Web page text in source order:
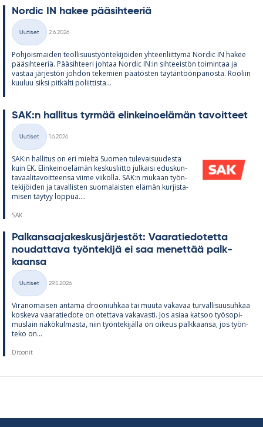
Nor­dic IN ha­kee pää­sih­tee­riä
Kategoriat
Uutiset
2.6.2026
Poh­jois­mai­den teol­li­suus­työn­te­ki­jöi­den yh­teen­liit­tymä Nor­dic IN ha­kee
pää­sih­tee­riä. Pää­sih­teeri joh­taa Nor­dic IN:in sih­tee­is­tön toi­min­taa ja
vas­taa jär­jes­tön joh­don te­ke­mien pää­tös­ten täy­tän­töön­pa­nosta. Roo­liin
kuu­luu siksi pit­kälti po­liit­tista...
SAK:n hal­li­tus tyr­mää elin­kei­noe­lä­män ta­voit­teet
Kategoriat
Uutiset
1.6.2026
SAK:n hal­li­tus on eri mieltä Suo­men tu­le­vai­suu­desta
kuin EK. Elin­kei­noe­lä­män kes­kus­liitto jul­kaisi edus­kun­
ta­vaa­li­ta­voit­teensa viime vii­kolla. SAK:n mu­kaan työn­
te­ki­jöi­den ja ta­val­lis­ten suo­ma­lais­ten elä­män kur­jis­ta­
mi­sen täy­tyy lop­pua....
SAK
Pal­kan­saa­ja­kes­kus­jär­jes­töt: Vaa­ra­tie­do­tetta
nou­dat­tava työn­te­kijä ei saa me­net­tää palk­
kaansa
Kategoriat
Uutiset
29.5.2026
Vi­ran­omai­sen an­tama droo­niuh­kaa tai muuta va­ka­vaa tur­val­li­suusuh­kaa
kos­keva vaa­ra­tie­dote on otet­tava va­ka­vasti. Jos asiaa kat­soo työ­so­pi­
mus­lain nä­kö­kul­masta, niin työn­te­ki­jällä on oi­keus palk­kaansa, jos työn­
teko on...
Droonit